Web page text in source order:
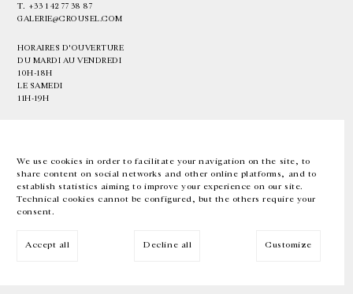
We use cookies in order to facilitate your navigation on the site, to
share content on social networks and other online platforms, and to
establish statistics aiming to improve your experience on our site.
Technical cookies cannot be configured, but the others require your
consent.
Accept all Decline all Customize
T. +33 1 42 77 38 87
GALERIE@CROUSEL.COM
HORAIRES D'OUVERTURE
DU MARDI AU VENDREDI
10H-18H
LE SAMEDI
11H-19H
EN FR 中文 Facebook Instagram
Inscrivez-vous à notre newsletter